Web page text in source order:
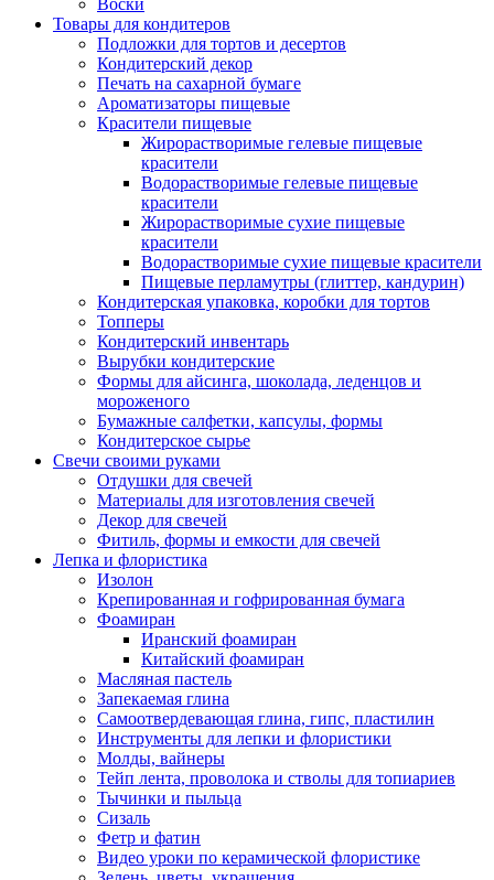
Товары для кондитеров
Подложки для тортов и десертов
Кондитерский декор
Печать на сахарной бумаге
Ароматизаторы пищевые
Красители пищевые
Жирорастворимые гелевые пищевые
красители
Водорастворимые гелевые пищевые
красители
Жирорастворимые сухие пищевые
красители
Водорастворимые сухие пищевые красители
Пищевые перламутры (глиттер, кандурин)
Кондитерская упаковка, коробки для тортов
Топперы
Кондитерский инвентарь
Вырубки кондитерские
Формы для айсинга, шоколада, леденцов и
мороженого
Бумажные салфетки, капсулы, формы
Кондитерское сырье
Свечи своими руками
Отдушки для свечей
Материалы для изготовления свечей
Декор для свечей
Фитиль, формы и емкости для свечей
Лепка и флористика
Изолон
Крепированная и гофрированная бумага
Фоамиран
Иранский фоамиран
Китайский фоамиран
Масляная пастель
Запекаемая глина
Самоотвердевающая глина, гипс, пластилин
Инструменты для лепки и флористики
Молды, вайнеры
Тейп лента, проволока и стволы для топиариев
Тычинки и пыльца
Сизаль
Фетр и фатин
Видео уроки по керамической флористике